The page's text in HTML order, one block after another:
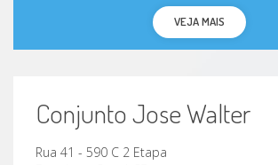
VEJA MAIS
Conjunto Jose Walter
Rua 41 - 590 C 2 Etapa